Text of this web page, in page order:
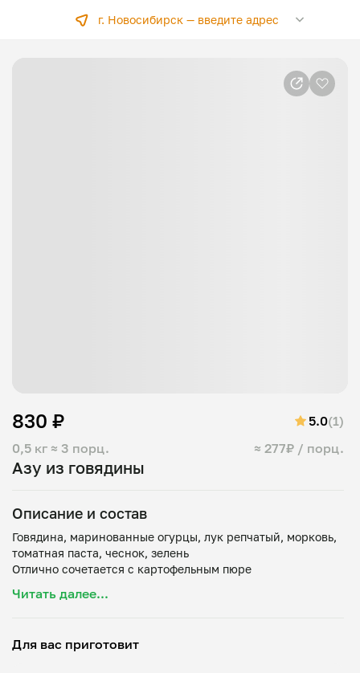
г. Новосибирск —введите адрес
Азу из говядины
0,5 кг ≈ 3 порц. ≈ 277₽ / порц.
830 ₽ 5.0(1)
Описание и состав
Говядина, маринованные огурцы, лук репчатый, морковь,
томатная паста, чеснок, зелень
Читать далее...
Для вас приготовит